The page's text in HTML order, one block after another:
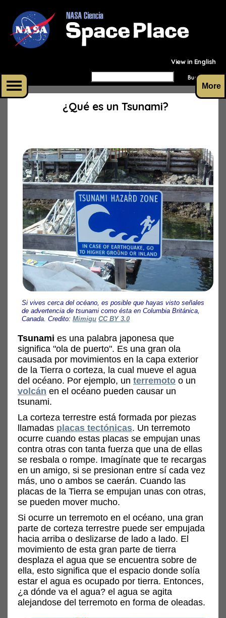
View in English
¿Qué es un Tsunami?
Si vives cerca del océano, es posible que hayas visto señales
de advertencia de tsunami como ésta en Columbia Británica,
Canada. Credito: Mimigu CC BY 3.0
Tsunami es una palabra japonesa que
significa "ola de puerto". Es una gran ola
causada por movimientos en la capa exterior
de la Tierra o corteza, la cual mueve el agua
del océano. Por ejemplo, un terremoto o un
volcán en el océano pueden causar un
tsunami.
La corteza terrestre está formada por piezas
llamadas placas tectónicas. Un terremoto
ocurre cuando estas placas se empujan unas
contra otras con tanta fuerza que una de ellas
se resbala o rompe. Imagínate que te recargas
en un amigo, si se presionan entre sí cada vez
más, uno o ambos se caerán. Cuando las
placas de la Tierra se empujan unas con otras,
se pueden mover mucho.
Si ocurre un terremoto en el océano, una gran
parte de corteza terrestre puede ser empujada
hacia arriba o deslizarse de lado a lado. El
movimiento de esta gran parte de tierra
desplaza el agua que se encuentra sobre de
ella, esto significa que el espacio donde solía
estar el agua es ocupado por tierra. Entonces,
¿a dónde va el agua? el agua se agita
alejandose del terremoto en forma de oleadas.
More